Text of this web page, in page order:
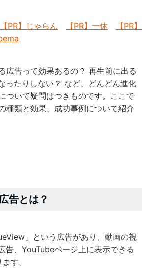
【PR】じゃらん 【PR】一休
【PR】
広告って効果あるの？ 再生前に出る
ったりしない？ など、どんどん進化
ついて疑問はつきものです。ここで
種類と効果、成功事例について紹介
告とは？
」という広告があり、動画の視
告、YouTubeページ上に表示できる
す。